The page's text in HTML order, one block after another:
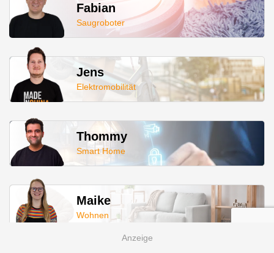
Fabian
Saugroboter
Jens
Elektromobilität
Thommy
Smart Home
Maike
Wohnen